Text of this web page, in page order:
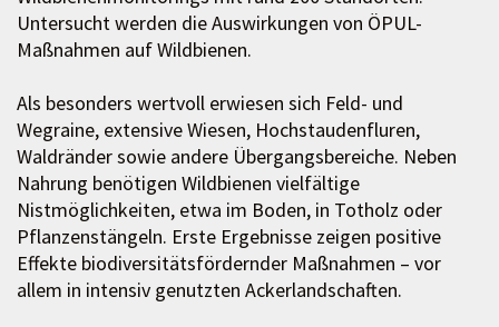
Untersucht werden die Auswirkungen von ÖPUL-
Maßnahmen auf Wildbienen.
Als besonders wertvoll erwiesen sich Feld- und
Wegraine, extensive Wiesen, Hochstaudenfluren,
Waldränder sowie andere Übergangsbereiche. Neben
Nahrung benötigen Wildbienen vielfältige
Nistmöglichkeiten, etwa im Boden, in Totholz oder
Pflanzenstängeln. Erste Ergebnisse zeigen positive
Effekte biodiversitätsfördernder Maßnahmen – vor
allem in intensiv genutzten Ackerlandschaften.